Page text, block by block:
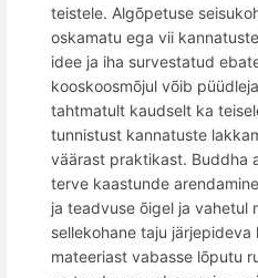
teistele. Algõpetuse
oskamatu ega vii
idee ja iha survestatud
kooskoosmõjul võib
tahtmatult kaudselt ka
tunnistust kannatuste
väärast praktikast. Buddha
terve kaastunde
ja teadvuse õigel ja vahetul
sellekohane taju
mateeriast vabasse lõputu